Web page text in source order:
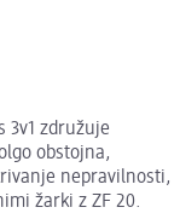
3v1 združuje
obstojna,
nepravilnosti,
žarki z ZF 20.